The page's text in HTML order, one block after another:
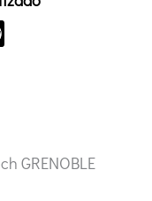
GRENOBLE